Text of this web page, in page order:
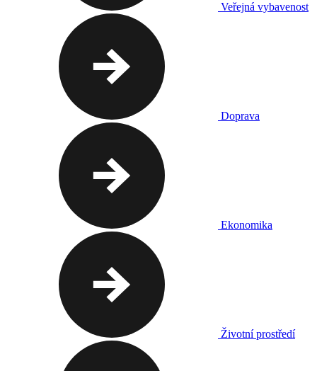
Veřejná vybavenost
Doprava
Ekonomika
Životní prostředí